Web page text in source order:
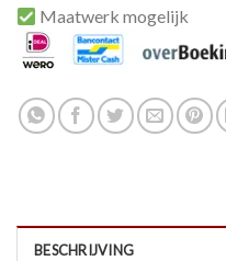
Maatwerk mogelijk
BESCHRIJVING